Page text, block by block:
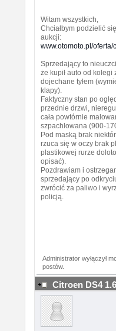
Witam wszystkich,
Chciałbym podzielić
aukcji:
www.otomoto.pl/
Sprzedający to
że kupił auto od kolegi
dojechane tyłem
klapy).
Faktyczny stan po
przednie drzwi,
cała powtórnie
szpachlowana (900-
Pod maską brak
rzuca się w oczy brak
plastikowej rurze
opisać).
Pozdrawiam i
sprzedający po
zwrócić za paliwo i
policją.
Administrator wyłączył
postów.
Citroen DS4